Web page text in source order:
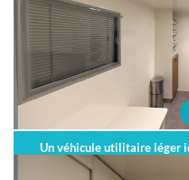
Un véhicule utilitaire léger